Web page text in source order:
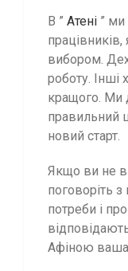
В ” Атені ” ми
вибором.
роботу. Інші
кращого. Ми
правильний
новий старт.
Якщо ви не
поговоріть
потреби і
Афіною ваша